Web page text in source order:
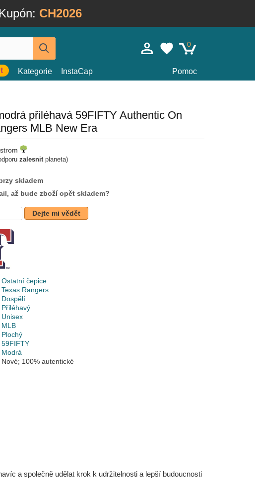
Kupón: CH2026
0
Kategorie InstaCap Pomoc
přiléhavá 59FIFTY Authentic On
MLB New Era
zalesnitplaneta)
skladem
až bude zboží opět skladem?
Dejte mi vědět
Ostatní čepice
Texas Rangers
Dospělí
Přiléhavý
Unisex
MLB
Plochý
59FIFTY
Modrá
Nové; 100% autentické
a společně udělat krok k udržitelnosti a lepší budoucnosti